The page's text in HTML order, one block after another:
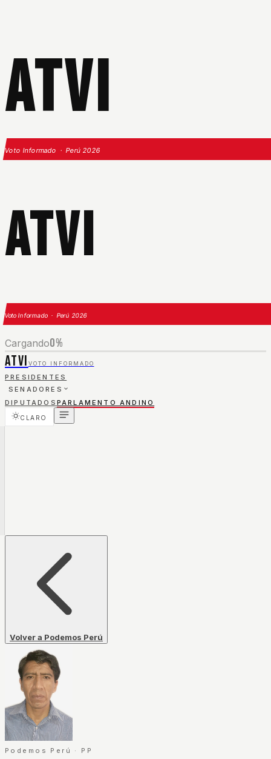
ATVI
Voto Informado · Perú 2026
ATVI
Voto Informado · Perú 2026
Cargando0%
ATVI VOTO INFORMADO
PRESIDENTES
SENADORES
DIPUTADOS PARLAMENTO ANDINO
CLARO
Volver a Podemos Perú
Podemos Perú · PP